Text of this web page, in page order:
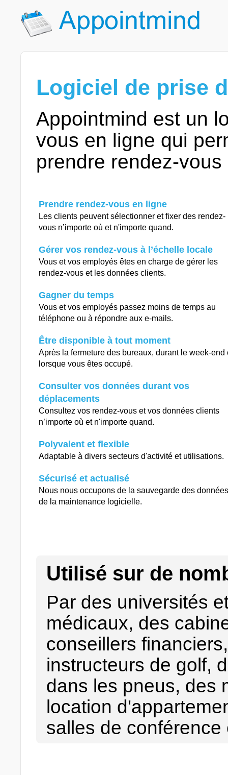
Logiciel de prise
Appointmind est un
vous en ligne qui
prendre rendez-
Prendre rendez-vous en ligne
Les clients peuvent sélectionner et fixer des rendez-
vous n’importe où et n'importe quand.
Gérer vos rendez-vous à l’échelle locale
Vous et vos employés êtes en charge de gérer les
rendez-vous et les données clients.
Gagner du temps
Vous et vos employés passez moins de temps au
téléphone ou à répondre aux e-mails.
Être disponible à tout moment
Après la fermeture des bureaux, durant le week-end
lorsque vous êtes occupé.
Consulter vos données durant vos
déplacements
Consultez vos rendez-vous et vos données clients
n’importe où et n'importe quand.
Polyvalent et flexible
Adaptable à divers secteurs d'activité et utilisations.
Sécurisé et actualisé
Nous nous occupons de la sauvegarde des
de la maintenance logicielle.
Utilisé sur de
Par des universités
médicaux, des
conseillers
instructeurs de golf,
dans les pneus, des
location
salles de